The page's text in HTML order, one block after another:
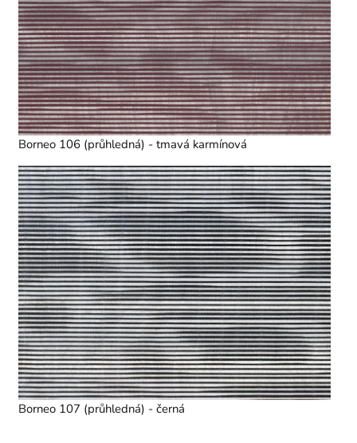
Borneo 106 (průhledná) - tmavá karmínová
Borneo 107 (průhledná) - černá